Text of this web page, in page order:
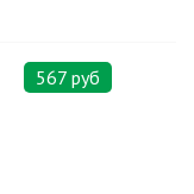
567 руб